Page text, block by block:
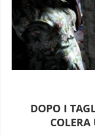
DOPO I